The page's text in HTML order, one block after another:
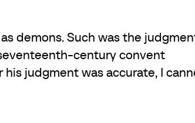
demons. Such was the
century convent
judgment was accurate, I